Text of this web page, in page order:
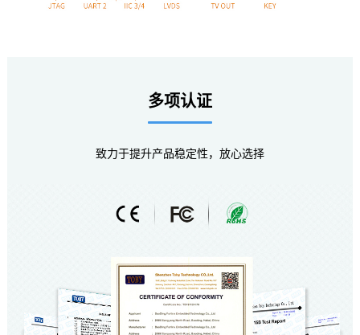
多项认证
致力于提升产品稳定性，放心选择